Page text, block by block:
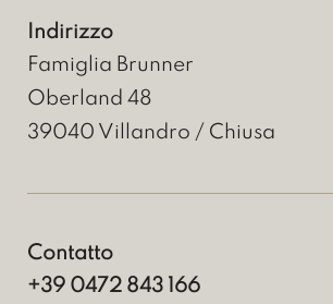
Indirizzo
Famiglia Brunner
Oberland 48
39040 Villandro / Chiusa
Contatto
+39 0472 843 166